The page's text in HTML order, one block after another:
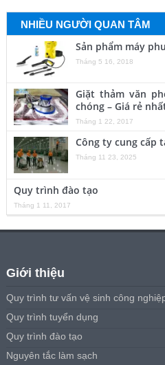
NHIỀU NGƯỜI QUAN TÂM
Sản phẩm máy
Tháng 5 16, 2018
Giặt thảm văn
chóng – Giá rẻ
Tháng 1 22, 2017
Công ty cung cấp
Tháng 11 23, 2025
Quy trình đào tạo
Tháng 1 11, 2017
Giới thiệu
Quy trình tư vấn vệ sinh công
Quy trình tuyển dụng
Quy trình đào tạo
Nguyên tắc làm sạch